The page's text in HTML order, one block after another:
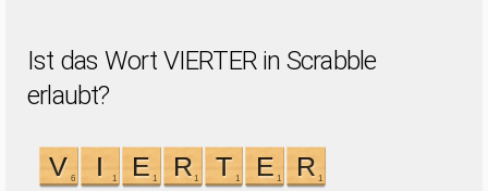
Ist das Wort VIERTER in Scrabble
erlaubt?